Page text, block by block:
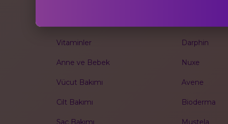
Vitaminler
Anne ve Bebek
Vücut Bakımı
Cilt Bakımı
Darphin
Nuxe
Avene
Bioderma